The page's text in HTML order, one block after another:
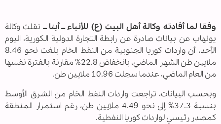
وفقا لما أفادته وكالة أهل البيت (ع) للأنباء ــ أبنا ــ نقلت وكالة
يونهاب عن بيانات صادرة عن رابطة التجارة الدولية الكورية، اليوم
الأحد، أن واردات كوريا الجنوبية من النفط الخام بلغت نحو 8.46
ملايين طن الشهر الماضي، بانخفاض 22.8% مقارنة بالفترة نفسها
من العام الماضي، عندما سجلت 10.96 ملايين طن.
وبحسب البيانات، تراجعت واردات النفط الخام من الشرق الأوسط
بنسبة 37.3% إلى نحو 4.49 ملايين طن، رغم استمرار المنطقة
كمصدر رئيسي لواردات كوريا النفطية.